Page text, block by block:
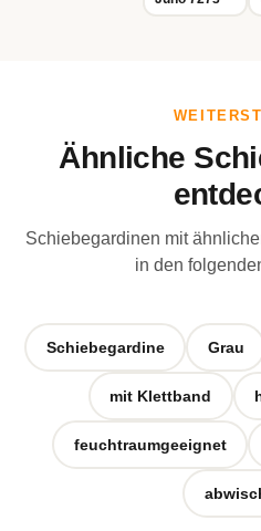
Ähnliche
Schiebegardinen mit
in den
Schiebegardine Grau
mit Klettband
feuchtraumgeeignet